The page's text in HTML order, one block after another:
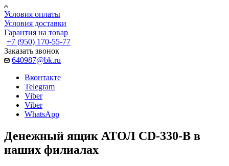
Условия оплаты
Условия доставки
Гарантия на товар
+7 (950) 170-55-77
Заказать звонок
640987@bk.ru
Вконтакте
Telegram
Viber
Viber
WhatsApp
Денежный ящик АТОЛ CD-330-B в
наших филиалах